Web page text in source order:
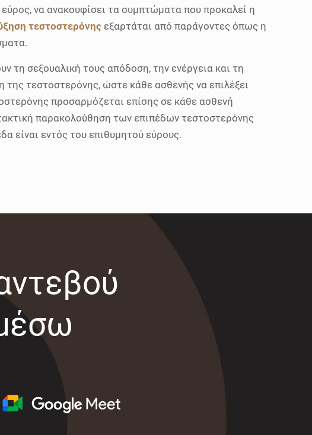
να ανακουφίσει τα συμπτώματα που προκαλεί η
τεστοστερόνης εξαρτάται από παράγοντες όπως η
τη σεξουαλική τους απόδοση, την ενέργεια και τη
τεστοστερόνης, ώστε κάθε ασθενής να επιλέξει
προσαρμόζεται επίσης σε κάθε ασθενή
παρακολούθηση των επιπέδων τεστοστερόνης
είναι εντός του επιθυμητού εύρους.